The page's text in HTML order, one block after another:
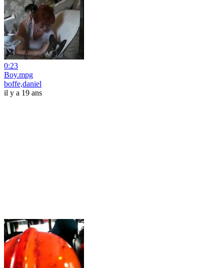
0:23
Boy.mpg
boffe,daniel
il y a 19 ans